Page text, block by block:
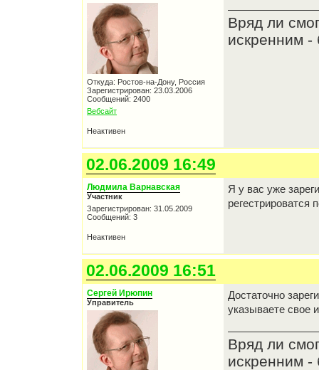
Откуда: Ростов-на-Дону, Россия
Зарегистрирован: 23.03.2006
Сообщений: 2400
Вебсайт
Вряд ли
искренним -
Неактивен
02.06.2009 16:49
Людмила Варнавская
Участник
Зарегистрирован: 31.05.2009
Сообщений: 3
Я у вас уже
регестрироватся
Неактивен
02.06.2009 16:51
Сергей Ирюпин
Управитель
Достаточно
указываете свое
Вряд ли
искренним -